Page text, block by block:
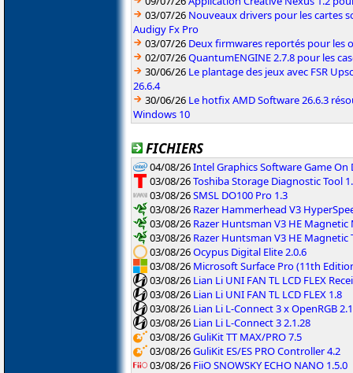
03/07/26 Nouveaux drivers pour les cartes
Audigy Fx Pro
03/07/26 Deux firmwares reportés pour les
02/07/26QuantumENGINE 2.7.8 pour les
30/06/26 Le plantage des jeux avec FSR
26.6.4
30/06/26 Le hotfix AMD Software 26.6.3
Windows 10
FICHIERS
04/08/26Intel Graphics Software Game On
03/08/26Toshiba Storage Diagnostic Tool
03/08/26SMSL DO100 Pro 1.3
03/08/26 Razer Hammerhead V3
03/08/26 Razer Huntsman V3 HE Magnetic
03/08/26 Razer Huntsman V3 HE Magnetic
03/08/26Ocypus Digital Elite 2.0.6
03/08/26 Microsoft Surface Pro (11th
03/08/26 Lian Li UNI FAN TL LCD FLEX
03/08/26 Lian Li UNI FAN TL LCD FLEX 1.8
03/08/26 Lian Li L-Connect 3 x OpenRGB
03/08/26 Lian Li L-Connect 3 2.1.28
03/08/26GuliKit TT MAX/PRO 7.5
03/08/26GuliKit ES/ES PRO Controller 4.2
03/08/26 FiiO SNOWSKY ECHO NANO 1.5.0